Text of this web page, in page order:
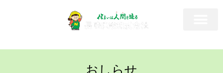
おしらせ